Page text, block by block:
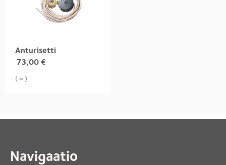
Anturisetti
73,00 €
( = )
Navigaatio